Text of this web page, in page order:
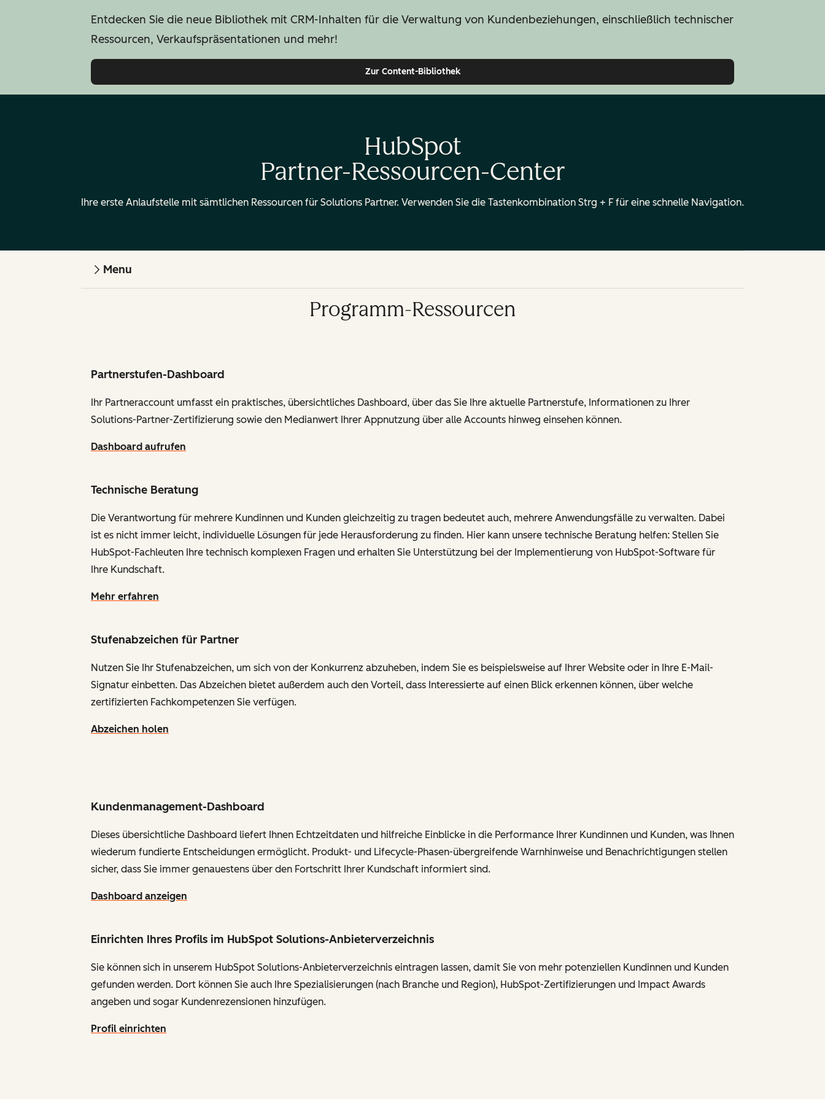
Entdecken Sie die neue Bibliothek mit CRM-Inhalten für die Verwaltung von Kundenbeziehungen, einschließlich technischer
Ressourcen, Verkaufspräsentationen und mehr!
Zur Content-Bibliothek
HubSpot
Partner-Ressourcen-Center
Ihre erste Anlaufstelle mit sämtlichen Ressourcen für Solutions Partner. Verwenden Sie die Tastenkombination Strg + F für eine schnelle Navigation.
Menu
Programm-Ressourcen
Partnerstufen-Dashboard
Ihr Partneraccount umfasst ein praktisches, übersichtliches Dashboard, über das Sie Ihre aktuelle Partnerstufe, Informationen zu Ihrer
Solutions-Partner-Zertifizierung sowie den Medianwert Ihrer Appnutzung über alle Accounts hinweg einsehen können.
Dashboard aufrufen
Technische Beratung
Die Verantwortung für mehrere Kundinnen und Kunden gleichzeitig zu tragen bedeutet auch, mehrere Anwendungsfälle zu verwalten. Dabei
ist es nicht immer leicht, individuelle Lösungen für jede Herausforderung zu finden. Hier kann unsere technische Beratung helfen: Stellen Sie
HubSpot-Fachleuten Ihre technisch komplexen Fragen und erhalten Sie Unterstützung bei der Implementierung von HubSpot-Software für
Ihre Kundschaft.
Mehr erfahren
Stufenabzeichen für Partner
Nutzen Sie Ihr Stufenabzeichen, um sich von der Konkurrenz abzuheben, indem Sie es beispielsweise auf Ihrer Website oder in Ihre E-Mail-
Signatur einbetten. Das Abzeichen bietet außerdem auch den Vorteil, dass Interessierte auf einen Blick erkennen können, über welche
zertifizierten Fachkompetenzen Sie verfügen.
Abzeichen holen
Kundenmanagement-Dashboard
Dieses übersichtliche Dashboard liefert Ihnen Echtzeitdaten und hilfreiche Einblicke in die Performance Ihrer Kundinnen und Kunden, was Ihnen
wiederum fundierte Entscheidungen ermöglicht. Produkt- und Lifecycle-Phasen-übergreifende Warnhinweise und Benachrichtigungen stellen
sicher, dass Sie immer genauestens über den Fortschritt Ihrer Kundschaft informiert sind.
Dashboard anzeigen
Einrichten Ihres Profils im HubSpot Solutions-Anbieterverzeichnis
Sie können sich in unserem HubSpot Solutions-Anbieterverzeichnis eintragen lassen, damit Sie von mehr potenziellen Kundinnen und Kunden
gefunden werden. Dort können Sie auch Ihre Spezialisierungen (nach Branche und Region), HubSpot-Zertifizierungen und Impact Awards
angeben und sogar Kundenrezensionen hinzufügen.
Profil einrichten